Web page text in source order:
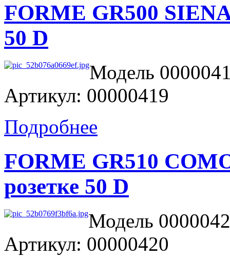
FORME GR500
50 D
Модель
Артикул: 00000419
Подробнее
FORME GR510
розетке 50 D
Модель
Артикул: 00000420